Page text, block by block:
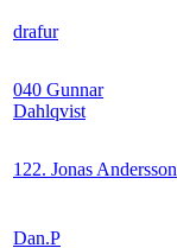
drafur
040 Gunnar
Dahlqvist
122. Jonas Andersson
Dan.P